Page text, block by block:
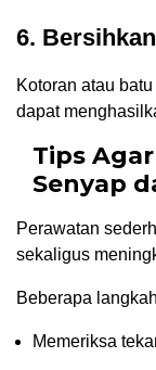
6.
Kotoran atau
dapat
Tips
Senyap
Perawatan
sekaligus
Beberapa
Memeriksa